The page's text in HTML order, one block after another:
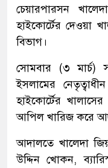
চেয়ারপারসন
হাইকোর্টের দেওয়া
বিভাগ।
সোমবার (৩ মার্চ)
ইসলামের
হাইকোর্টের
আপিল খারিজ করে
আদালতে খালেদা
উদ্দিন খোকন,